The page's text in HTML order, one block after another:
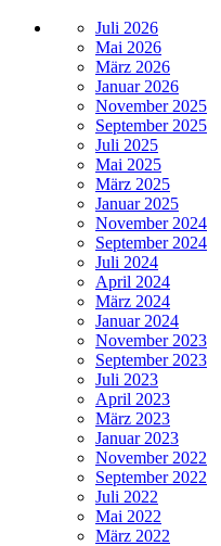
Juli 2026
Mai 2026
März 2026
Januar 2026
November 2025
September 2025
Juli 2025
Mai 2025
März 2025
Januar 2025
November 2024
September 2024
Juli 2024
April 2024
März 2024
Januar 2024
November 2023
September 2023
Juli 2023
April 2023
März 2023
Januar 2023
November 2022
September 2022
Juli 2022
Mai 2022
März 2022